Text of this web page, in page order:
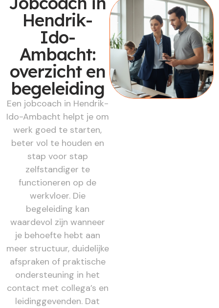
Hendrik-
Ido-
Ambacht:
overzicht en
begeleiding
Een jobcoach in Hendrik-
Ido-Ambacht helpt je om
werk goed te starten,
beter vol te houden en
stap voor stap
zelfstandiger te
functioneren op de
werkvloer. Die
begeleiding kan
waardevol zijn wanneer
je behoefte hebt aan
meer structuur, duidelijke
afspraken of praktische
ondersteuning in het
contact met collega’s en
leidinggevenden. Dat